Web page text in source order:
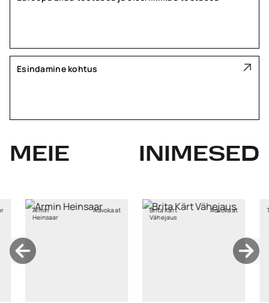
Esindamine kohtus
MEIE INIMESED
Advokaat
Brita Kärt
Advokaat Triin Biesinger